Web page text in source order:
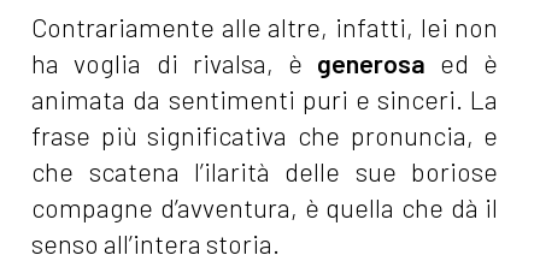
Contrariamente alle altre, infatti, lei non
ha voglia di rivalsa, è generosa ed è
animata da sentimenti puri e sinceri. La
frase più significativa che pronuncia, e
che scatena l’ilarità delle sue boriose
compagne d’avventura, è quella che dà il
senso all’intera storia.